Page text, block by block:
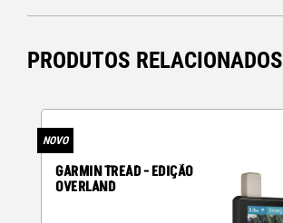
PRODUTOS RELACIONADOS
NOVO
GARMIN TREAD - EDIÇÃO
OVERLAND